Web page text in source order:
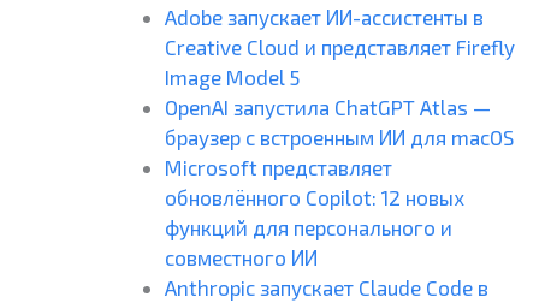
Adobe запускает ИИ-ассистенты в
Creative Cloud и представляет Firefly
Image Model 5
OpenAI запустила ChatGPT Atlas —
браузер с встроенным ИИ для macOS
Microsoft представляет
обновлённого Copilot: 12 новых
функций для персонального и
совместного ИИ
Anthropic запускает Claude Code в